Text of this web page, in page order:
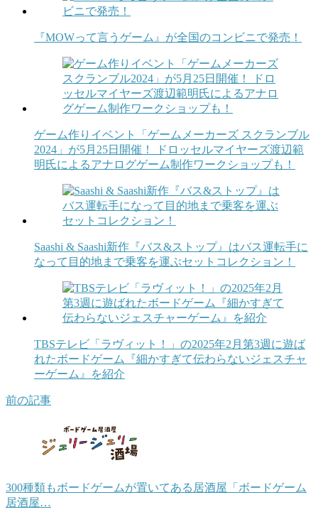
『MOWって言うゲーム』が全国のコンビニで発売！
ゲーム作りイベント「ゲームメーカーズ スクランブル
2024」が5月25日開催！ ドロッセルマイヤーズ渡辺範
明氏によるアナログゲーム制作ワークショップも！
Saashi & Saashi新作『バス&ストップ』はバス運転手に
なって目的地まで乗客を運ぶセットコレクション！
TBSテレビ「ラヴィット！」の2025年2月第3週に遊ば
れたボードゲーム『細かすぎて伝わらないジェスチャ
ーゲーム』を紹介
前の記事
300種類もボードゲームが置いてある居酒屋「ボードゲーム
居酒屋…